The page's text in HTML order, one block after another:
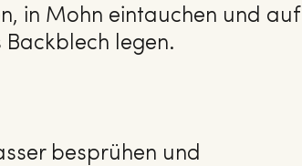
in Mohn eintauchen und auf
legen.
besprühen und